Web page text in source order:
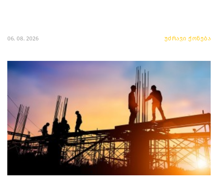
06. 08. 2026 უძრავი ქონება